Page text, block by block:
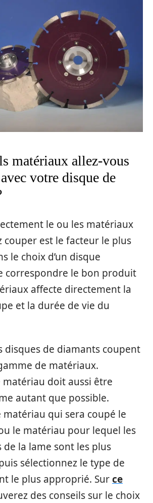
matériaux allez-vous
votre disque de
le ou les matériaux
couper est le facteur le plus
le choix d’un disque
correspondre le bon produit
affecte directement la
et la durée de vie du
disques de diamants coupent
de matériaux.
matériau doit aussi être
autant que possible.
matériau qui sera coupé le
le matériau pour lequel les
la lame sont les plus
sélectionnez le type de
le plus approprié. Surce
des conseils sur le choix